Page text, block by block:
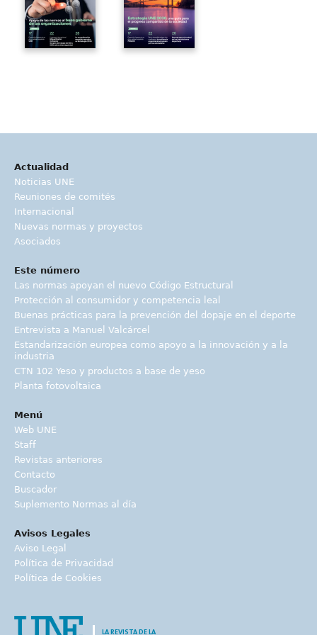
Actualidad
Noticias UNE
Reuniones de comités
Internacional
Nuevas normas y proyectos
Asociados
Este número
Las normas apoyan el nuevo Código Estructural
Protección al consumidor y competencia leal
Buenas prácticas para la prevención del dopaje en el deporte
Entrevista a Manuel Valcárcel
Estandarización europea como apoyo a la innovación y a la
industria
CTN 102 Yeso y productos a base de yeso
Planta fotovoltaica
Menú
Web UNE
Staff
Revistas anteriores
Contacto
Buscador
Suplemento Normas al día
Avisos Legales
Aviso Legal
Política de Privacidad
Política de Cookies
LA REVISTA DE LA